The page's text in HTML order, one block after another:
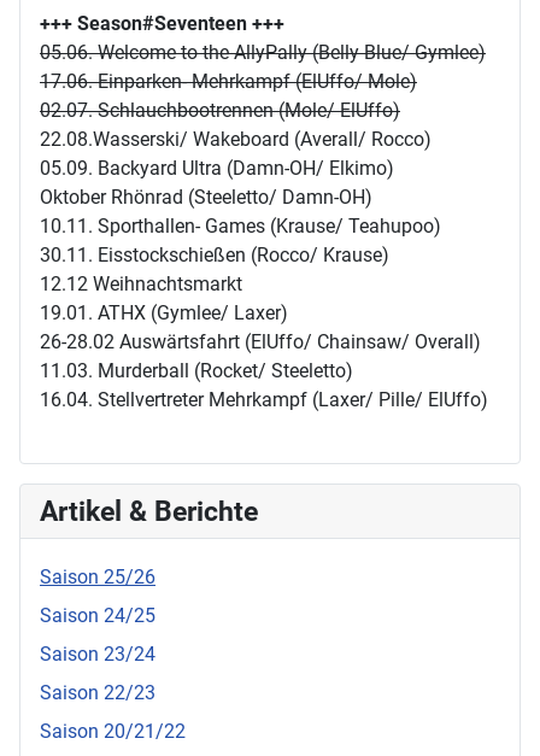
+++ Season#Seventeen +++
05.06. Welcome to the AllyPally (Belly Blue/ Gymlee)
17.06. Einparken- Mehrkampf (ElUffo/ Mole)
02.07. Schlauchbootrennen (Mole/ ElUffo)
22.08.Wasserski/ Wakeboard (Averall/ Rocco)
05.09. Backyard Ultra (Damn-OH/ Elkimo)
Oktober Rhönrad (Steeletto/ Damn-OH)
10.11. Sporthallen- Games (Krause/ Teahupoo)
30.11. Eisstockschießen (Rocco/ Krause)
12.12 Weihnachtsmarkt
19.01. ATHX (Gymlee/ Laxer)
26-28.02 Auswärtsfahrt (ElUffo/ Chainsaw/ Overall)
11.03. Murderball (Rocket/ Steeletto)
16.04. Stellvertreter Mehrkampf (Laxer/ Pille/ ElUffo)
Artikel & Berichte
Saison 25/26
Saison 24/25
Saison 23/24
Saison 22/23
Saison 20/21/22